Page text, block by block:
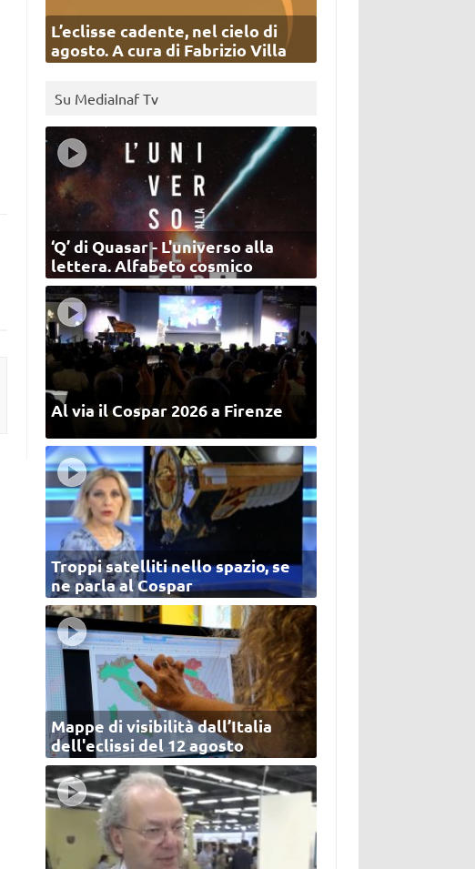
L’eclisse cadente, nel cielo di
agosto. A cura di Fabrizio Villa
Su MediaInaf Tv
‘Q’ di Quasar - L'universo alla
lettera. Alfabeto cosmico
Al via il Cospar 2026 a Firenze
Troppi satelliti nello spazio, se
ne parla al Cospar
Mappe di visibilità dall’Italia
dell'eclissi del 12 agosto